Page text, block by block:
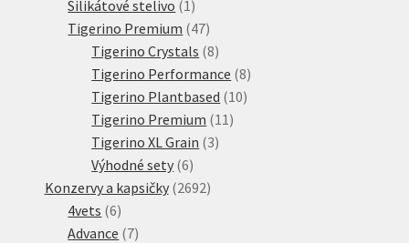
produkty
Silikátové stelivo 1 1
produkt
Tigerino Premium 4747
produktů
Tigerino Crystals 88
produktů
Tigerino Performance 88
produktů
Tigerino Plantbased 1010
Tigerino Premium 11 11
Tigerino XL Grain 33
Výhodné sety 66
produktů
Konzervy a kapsičky 26922692
4vets 66
produktů
Advance 77